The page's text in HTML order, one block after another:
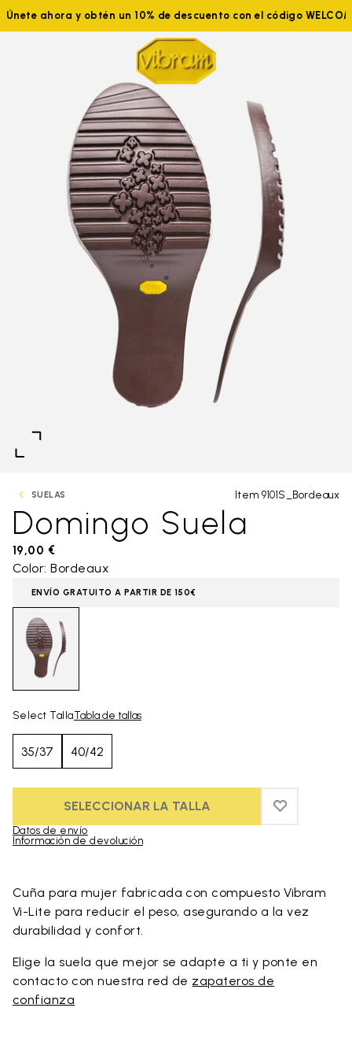
Únete ahora y obtén un 10% de descuento con el código
SUELAS Item 9101S_Bordeaux
Domingo Suela
19,00 €
Color: Bordeaux
ENVÍO GRATUITO A PARTIR DE 150€
Select TallaTabla de tallas
35/37 40/42
SELECCIONAR LA TALLA ADD TO
ADD TO
Datos de envío
Información de devolución
Cuña para mujer fabricada con compuesto Vibram
Vi-Lite para reducir el peso, asegurando a la vez
durabilidad y confort.
Elige la suela que mejor se adapte a ti y ponte en
contacto con nuestra red de zapateros de
confianza